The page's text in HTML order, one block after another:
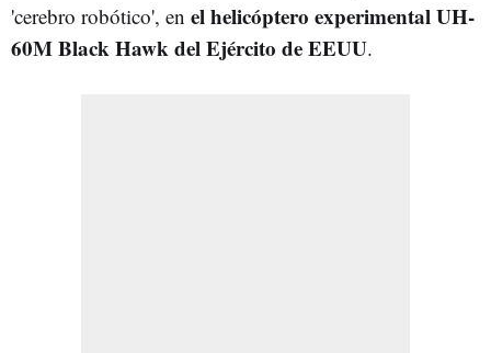
'cerebro robótico', en el helicóptero experimental UH-
60M Black Hawk del Ejército de EEUU.